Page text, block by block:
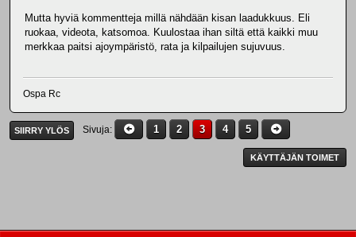
Mutta hyviä kommentteja millä nähdään kisan laadukkuus. Eli
ruokaa, videota, katsomoa. Kuulostaa ihan siltä että kaikki muu
merkkaa paitsi ajoympäristö, rata ja kilpailujen sujuvuus.
Ospa Rc
SIIRRY YLÖS Sivuja 1 2 3 4 5
KÄYTTÄJÄN TOIMET